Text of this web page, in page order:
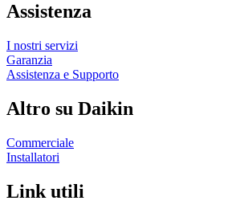
Assistenza
I nostri servizi
Garanzia
Assistenza e Supporto
Altro su Daikin
Commerciale
Installatori
Link utili